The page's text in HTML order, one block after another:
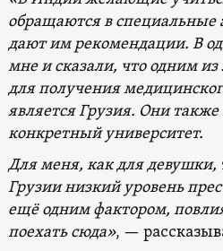
обращаются в специальные
дают им рекомендации. В
мне и сказали, что одним
для получения
является Грузия. Они
конкретный университет.
Для меня, как для девушки,
Грузии низкий уровень
ещё одним фактором,
поехать сюда», —